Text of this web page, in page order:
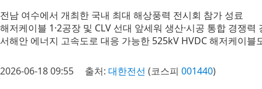
전남 여수에서 개최한 국내 최대 해상풍력 전시회 참가 성료
해저케이블 1·2공장 및 CLV 선대 앞세워 생산·시공 통합 경쟁력
서해안 에너지 고속도로 대응 가능한 525kV HVDC 해저케이블
2026-06-18 09:55 출처: 대한전선 (코스피 001440)